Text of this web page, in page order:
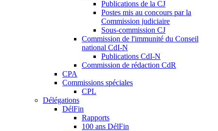
Publications de la CJ
Postes mis au concours par la
Commission judiciaire
Sous-commission CJ
Commission de l'immunité du Conseil
national CdI-N
Publications CdI-N
Commission de rédaction CdR
CPA
Commissions spéciales
CPL
Délégations
DélFin
Rapports
100 ans DélFin